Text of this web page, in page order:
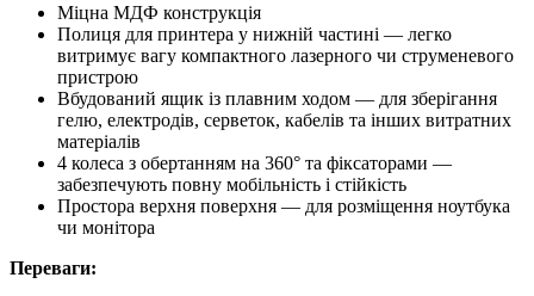
Міцна МДФ конструкція
Полиця для принтера у нижній частині — легко
витримує вагу компактного лазерного чи струменевого
пристрою
Вбудований ящик із плавним ходом — для зберігання
гелю, електродів, серветок, кабелів та інших витратних
матеріалів
4 колеса з обертанням на 360° та фіксаторами —
забезпечують повну мобільність і стійкість
Простора верхня поверхня — для розміщення ноутбука
чи монітора
Переваги: